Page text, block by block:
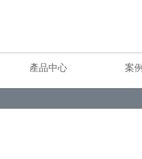
產品中心 案